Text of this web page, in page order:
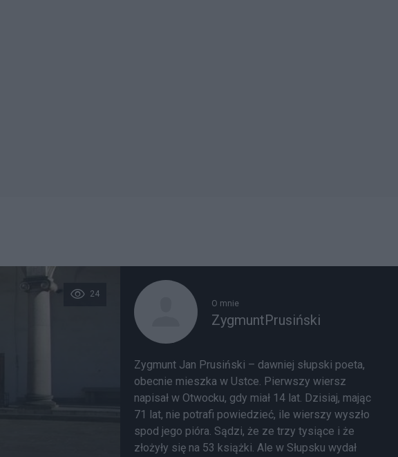
24
O mnie
ZygmuntPrusiński
Zygmunt Jan Prusiński – dawniej słupski poeta,
obecnie mieszka w Ustce. Pierwszy wiersz
napisał w Otwocku, gdy miał 14 lat. Dzisiaj, mając
71 lat, nie potrafi powiedzieć, ile wierszy wyszło
spod jego pióra. Sądzi, że ze trzy tysiące i że
złożyły się na 53 książki. Ale w Słupsku wydał